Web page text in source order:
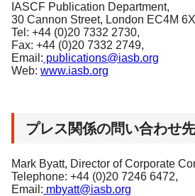
IASCF Publication Department,
30 Cannon Street, London EC4M
Tel: +44 (0)20 7332 2730,
Fax: +44 (0)20 7332 2749,
Email: publications@iasb.org
Web: www.iasb.org
プレス関係の問い合わせ
Mark Byatt, Director of Corporate
Telephone: +44 (0)20 7246 6472,
Email: mbyatt@iasb.org